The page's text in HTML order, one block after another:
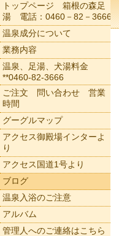
トップページ 箱根の森足
湯 電話：0460－82－3666
温泉成分について
業務内容
温泉、足湯、犬湯料金
**0460-82-3666
ご注文 問い合わせ 営業
時間
グーグルマップ
アクセス御殿場インターよ
り
アクセス国道1号より
ブログ
温泉入浴のご注意
アルバム
管理人へのご連絡はこちら